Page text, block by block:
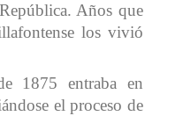
Años que
los vivió
1875 entraba en
el proceso de